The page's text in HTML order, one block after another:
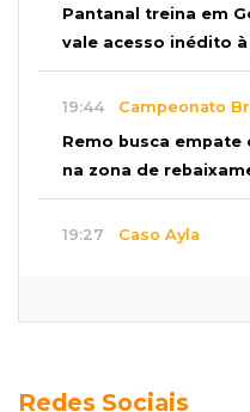
Pantanal treina em
vale acesso inédito à
19:44 Campeonato
Remo busca empate
na zona de
19:27 Caso Ayla
Caminhão tomba e
Redes Sociais